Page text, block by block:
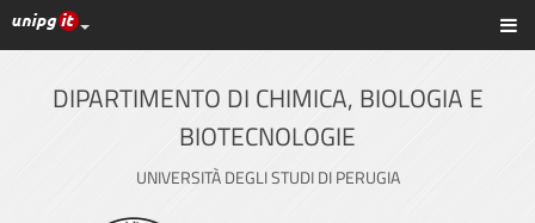
Vai
al
contenuto
principale
Link ai principali servizi web di Ateneo
DIPARTIMENTO DI CHIMICA, BIOLOGIA E
BIOTECNOLOGIE
UNIVERSITÀ DEGLI STUDI DI PERUGIA